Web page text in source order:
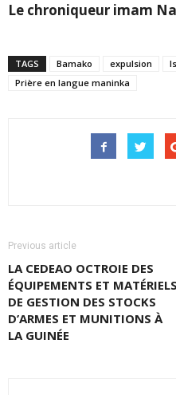
Le chroniqueur imam
TAGS Bamako expulsion
Prière en langue maninka
Previous article
LA CEDEAO OCTROIE DES
ÉQUIPEMENTS ET MATÉRIELS
DE GESTION DES STOCKS
D’ARMES ET MUNITIONS À
LA GUINÉE